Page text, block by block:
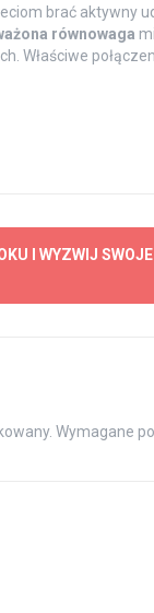
brać aktywny
równowaga
Właściwe
I WYZWIJ SWOJE
Wymagane